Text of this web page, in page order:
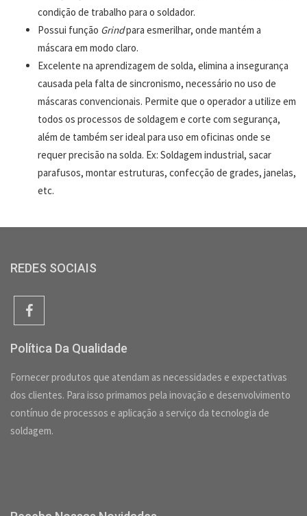
condição de trabalho para o soldador.
Possui função Grindpara esmerilhar, onde mantém a
máscara em modo claro.
Excelente na aprendizagem de solda, elimina a insegurança
causada pela falta de sincronismo, necessário no uso de
máscaras convencionais. Permite que o operador a utilize em
todos os processos de soldagem e corte com segurança,
além de também ser ideal para uso em oficinas onde se
requer precisão na solda. Ex: Soldagem industrial, sacar
parafusos, montar estruturas, confecção de grades, janelas,
etc.
REDES SOCIAIS
Política Da Qualidade
Fornecer produtos que atendam as necessidades e expectativas
dos clientes. Para isso primamos pela inovação e desenvolvimento
contínuo de processos e aplicação a serviço da tecnologia de
soldagem.